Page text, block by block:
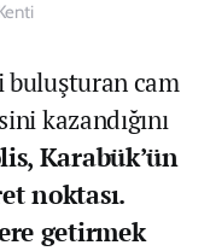
cam
kazandığını
Karabük’ün
noktası.
getirmek